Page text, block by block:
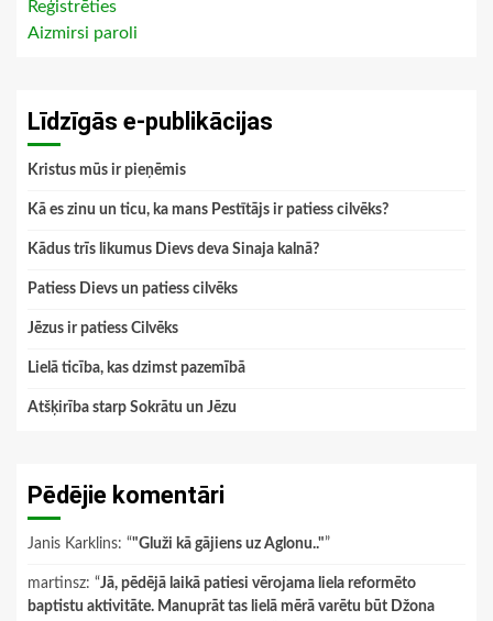
Reģistrēties
Aizmirsi paroli
Līdzīgās e-publikācijas
Kristus mūs ir pieņēmis
Kā es zinu un ticu, ka mans Pestītājs ir patiess cilvēks?
Kādus trīs likumus Dievs deva Sinaja kalnā?
Patiess Dievs un patiess cilvēks
Jēzus ir patiess Cilvēks
Lielā ticība, kas dzimst pazemībā
Atšķirība starp Sokrātu un Jēzu
Pēdējie komentāri
Janis Karklins: “"Gluži kā gājiens uz Aglonu.."”
martinsz: “Jā, pēdējā laikā patiesi vērojama liela reformēto
baptistu aktivitāte. Manuprāt tas lielā mērā varētu būt Džona